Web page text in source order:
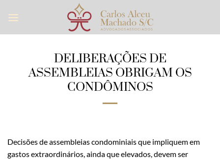
DELIBERAÇÕES DE
ASSEMBLEIAS OBRIGAM OS
CONDÔMINOS
Decisões de assembleias condominiais que impliquem em
gastos extraordinários, ainda que elevados, devem ser